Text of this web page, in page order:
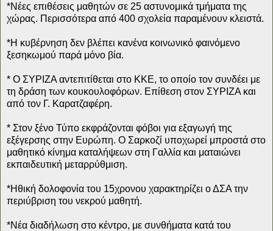
*Νέες επιθέσεις μαθητών σε 25 αστυνομικά τμήματα της
χώρας. Περισσότερα από 400 σχολεία παραμένουν κλειστά.
*Η κυβέρνηση δεν βλέπει κανένα κοινωνικό φαινόμενο
ξεσηκωμού παρά μόνο βία.
* Ο ΣΥΡΙΖΑ αντεπιτίθεται στο ΚΚΕ, το οποίο τον συνδέει με
τη δράση των κουκουλοφόρων. Επίθεση στον ΣΥΡΙΖΑ και
από τον Γ. Καρατζαφέρη.
* Στον ξένο Τύπο εκφράζονται φόβοι για εξαγωγή της
εξέγερσης στην Ευρώπη. Ο Σαρκοζί υποχωρεί μπροστά στο
μαθητικό κίνημα καταλήψεων στη Γαλλία και ματαιώνει
εκπαιδευτική μεταρρύθμιση.
*Ηθική δολοφονία του 15χρονου χαρακτηρίζει ο ΔΣΑ την
περιύβριση του νεκρού μαθητή.
*Νέα διαδήλωση στο κέντρο, με συνθήματα κατά του